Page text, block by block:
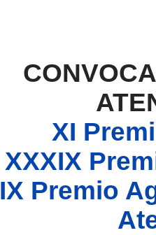
XI
XXXIX
IX Premio